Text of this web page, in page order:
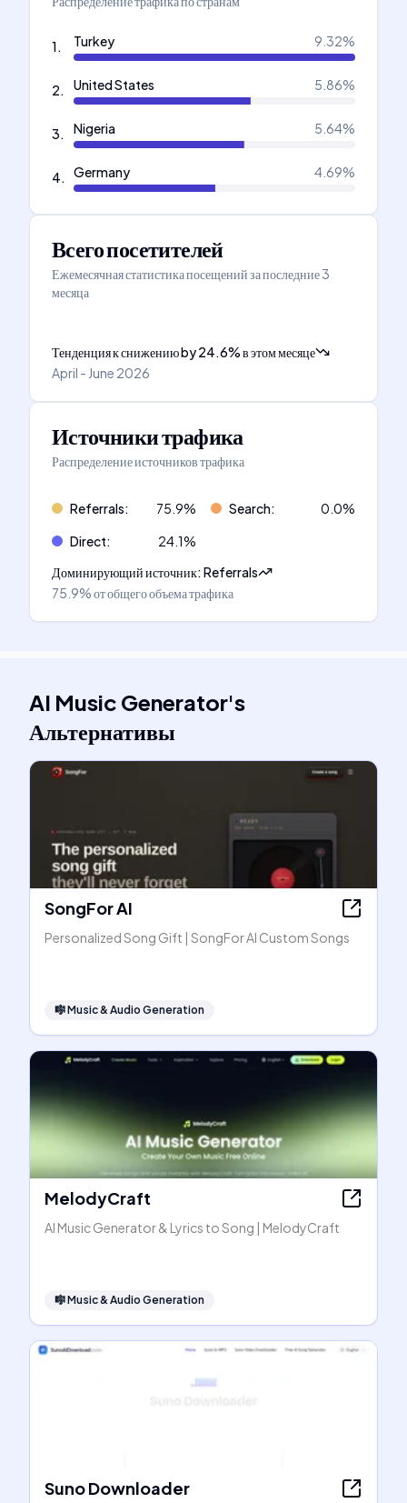
1. Turkey 9.32%
2. United States 5.86%
3. Nigeria 5.64%
4. Germany 4.69%
Всего посетителей
Ежемесячная статистика посещений за последние 3
месяца
Тенденция к снижениюby24.6%в этом месяце
April - June 2026
Источники трафика
Распределение источников трафика
Referrals: 75.9% Search: 0.0%
Direct: 24.1%
Доминирующий источник:Referrals
75.9%от общего объема трафика
AI Music Generator's
Альтернативы
SongFor AI
Personalized Song Gift | SongFor AI Custom Songs
🎼Music & Audio Generation
MelodyCraft
AI Music Generator & Lyrics to Song | MelodyCraft
🎼Music & Audio Generation
Suno Downloader